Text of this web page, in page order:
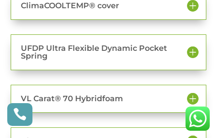
ClimaCOOLTEMP® cover
UFDP Ultra Flexible Dynamic Pocket
Spring
VL Carat® 70 Hybridfoam
